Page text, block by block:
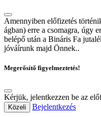
Amennyiben előfizetés
ágban) erre a csomagra, úgy
belépő után a Bináris Fa
jóváírunk majd Önnek..
Megerősítő figyelmeztetés!
Kérjük, jelentkezzen be az
Közeli Bejelentkezés